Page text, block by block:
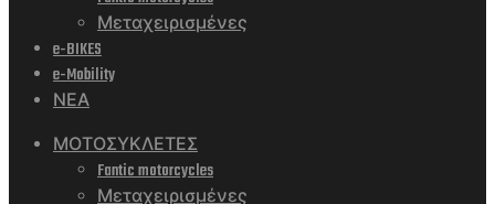
Μεταχειρισμένες
e-BIKES
e-Mobility
ΝΕΑ
ΜΟΤΟΣΥΚΛΕΤΕΣ
Fantic motorcycles
Μεταχειρισμένες